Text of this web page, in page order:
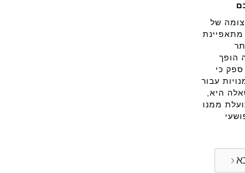
של
הופך
ספק כי
עבור
היא,
ממנו